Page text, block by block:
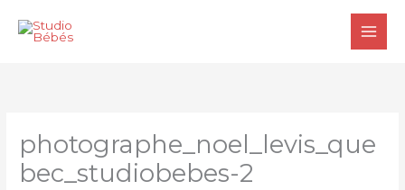
photographe_noel_levis_que
bec_studiobebes-2